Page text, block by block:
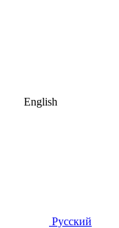
English
Русский